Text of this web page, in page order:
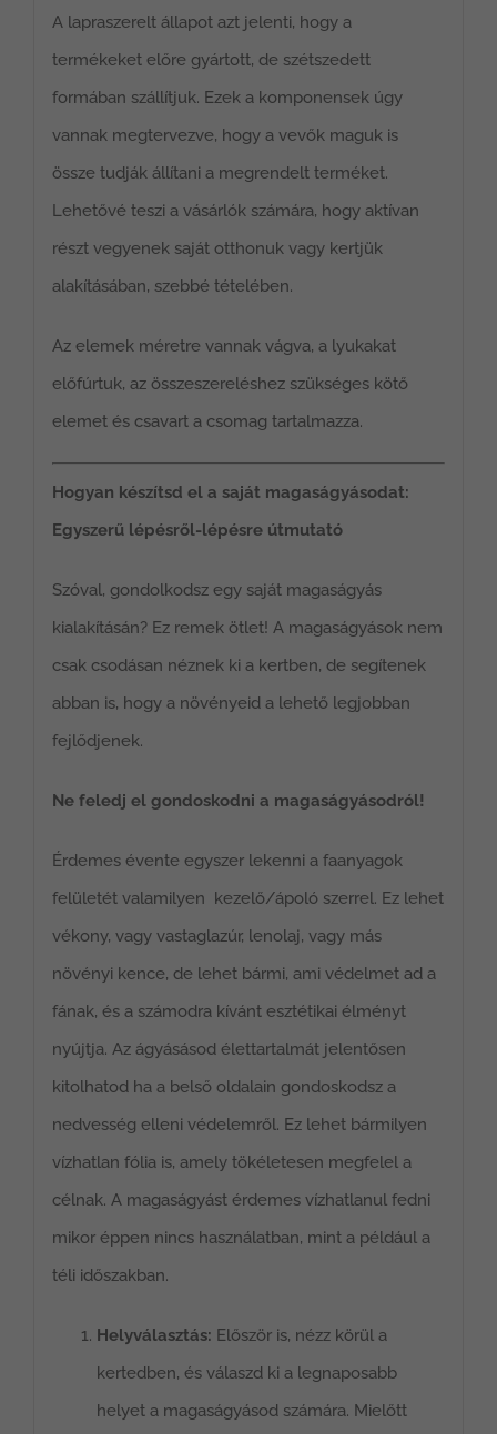
A lapraszerelt állapot azt jelenti, hogy a
termékeket előre gyártott, de szétszedett
formában szállítjuk. Ezek a komponensek úgy
vannak megtervezve, hogy a vevők maguk is
össze tudják állítani a megrendelt terméket.
Lehetővé teszi a vásárlók számára, hogy aktívan
részt vegyenek saját otthonuk vagy kertjük
alakításában, szebbé tételében.
Az elemek méretre vannak vágva, a lyukakat
előfúrtuk, az összeszereléshez szükséges kötő
elemet és csavart a csomag tartalmazza.
Hogyan készítsd el a saját magaságyásodat:
Egyszerű lépésről-lépésre útmutató
Szóval, gondolkodsz egy saját magaságyás
kialakításán? Ez remek ötlet! A magaságyások nem
csak csodásan néznek ki a kertben, de segítenek
abban is, hogy a növényeid a lehető legjobban
fejlődjenek.
Ne feledj el gondoskodni a magaságyásodról!
Érdemes évente egyszer lekenni a faanyagok
felületét valamilyen kezelő/ápoló szerrel. Ez lehet
vékony, vagy vastaglazúr, lenolaj, vagy más
növényi kence, de lehet bármi, ami védelmet ad a
fának, és a számodra kívánt esztétikai élményt
nyújtja. Az ágyásásod élettartalmát jelentősen
kitolhatod ha a belső oldalain gondoskodsz a
nedvesség elleni védelemről. Ez lehet bármilyen
vízhatlan fólia is, amely tökéletesen megfelel a
célnak. A magaságyást érdemes vízhatlanul fedni
mikor éppen nincs használatban, mint a például a
téli időszakban.
Helyválasztás: Először is, nézz körül a
kertedben, és válaszd ki a legnaposabb
helyet a magaságyásod számára. Mielőtt